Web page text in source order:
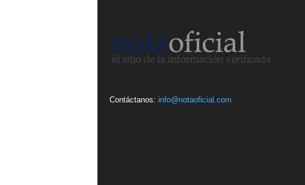
Contáctanos: info@notaoficial.com